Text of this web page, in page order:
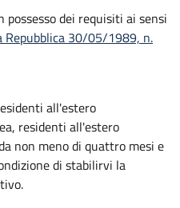
dei requisiti ai sensi
Repubblica 30/05/1989, n.
all'estero
residenti all'estero
non meno di quattro mesi e
di stabilirvi la